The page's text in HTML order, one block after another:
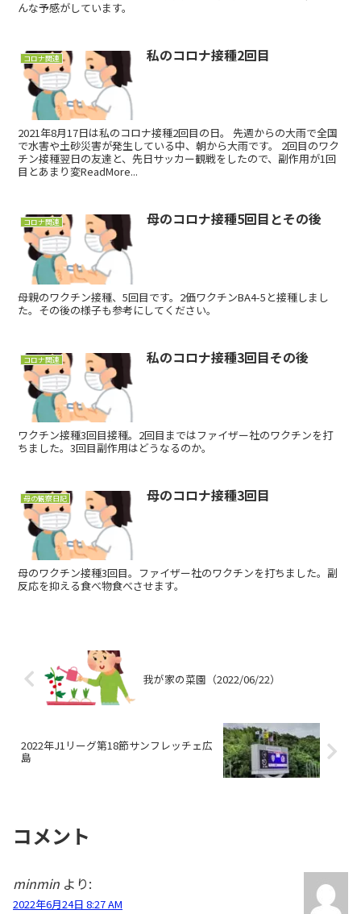
んな予感がしています。
コロナ関連 私のコロナ接種2回目
2021年8月17日は私のコロナ接種2回目の日。 先週からの大雨で全国
で水害や土砂災害が発生している中、朝から大雨です。 2回目のワク
チン接種翌日の友達と、先日サッカー観戦をしたので、副作用が1回
目とあまり変ReadMore...
コロナ関連 母のコロナ接種5回目とその後
母親のワクチン接種、5回目です。2価ワクチンBA4-5と接種しまし
た。その後の様子も参考にしてください。
コロナ関連 私のコロナ接種3回目その後
ワクチン接種3回目接種。2回目まではファイザー社のワクチンを打
ちました。3回目副作用はどうなるのか。
母の観察日記 母のコロナ接種3回目
母のワクチン接種3回目。ファイザー社のワクチンを打ちました。副
反応を抑える食べ物食べさせます。
我が家の菜園（2022/06/22）
2022年J1リーグ第18節サンフレッチェ広
島
コメント
minmin より:
2022年6月24日 8:27 AM